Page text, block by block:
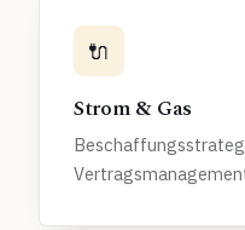
🔌
Strom & Gas